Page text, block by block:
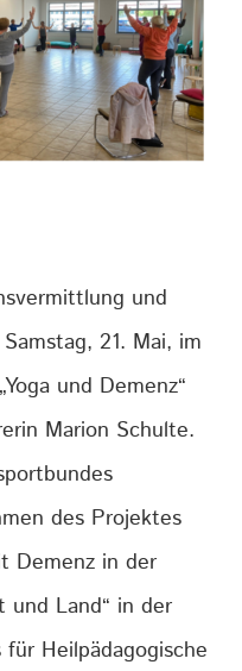
und
21. Mai, im
und Demenz“
Marion Schulte.
des Projektes
Demenz in der
und Land“ in der
Heilpädagogische